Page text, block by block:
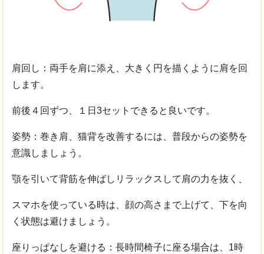
肩回し：両手を肩に添え、大きく円を描くように肩を回
します。
前後４回ずつ、１日3セットできると良いです。
姿勢：巻き肩、猫背を改善するには、普段からの姿勢を
意識しましょう。
顎を引いて背筋を伸ばしリラックスして肩の力を抜く、
スマホを使っている時は、顔の高さまで上げて、下を向
く状態は避けましょう。
座りっぱなしを避ける：長時間椅子に座る場合は、1時